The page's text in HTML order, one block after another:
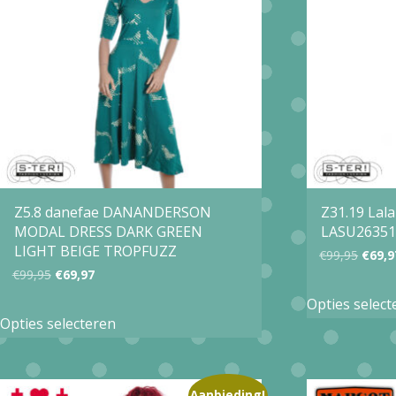
optie
kan
gekozen
worden
op
de
productpagina
Z5.8 danefae DANANDERSON
MODAL DRESS DARK GREEN
LIGHT BEIGE TROPFUZZ
€99,95 Oorspronkelijke
was:
€69,97Huidige
is:
Opties selecteren
product
Z31.19
€99,95
was:
€
Opties